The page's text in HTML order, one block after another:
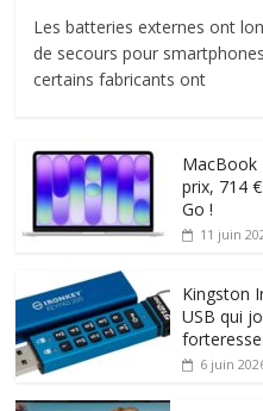
Les batteries externes ont
de secours pour
certains fabricants ont
MacBook
prix, 714
Go !
11 juin
Kingston
USB qui
6 juin